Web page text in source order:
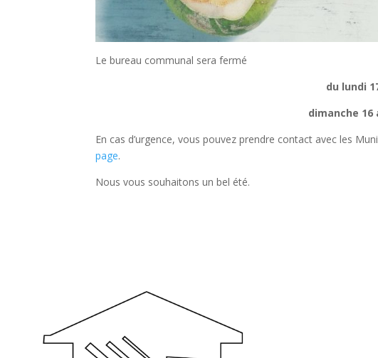
Le bureau communal sera fermé
du lundi
dimanche
En cas d’urgence, vous pouvez prendre contact avec les
page.
Nous vous souhaitons un bel été.